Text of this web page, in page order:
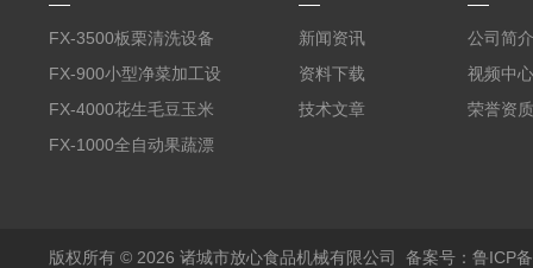
FX-3500板栗清洗设备
全自动气泡清洗机
FX-900小型净菜加工设
备野菜清洗机
FX-4000花生毛豆玉米
蒸煮漂烫机
FX-1000全自动果蔬漂
新闻资讯
资料下载
技术文章
公司简介
视频中心
荣誉资质
版权所有 © 2026 诸城市放心食品机械有限公司 备案号：鲁ICP